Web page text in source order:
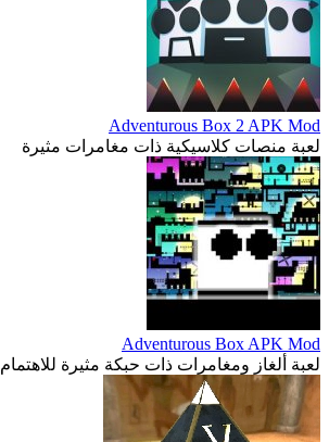
Adventurous Box 2 APK Mod
لعبة منصات كلاسيكية ذات مغامرات مثيرة
Adventurous Box APK Mod
لعبة ألغاز ومغامرات ذات حبكة مثيرة للاهتمام